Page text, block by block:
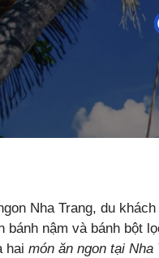
Nha Trang, du
bánh nậm và bánh bột
hai món ăn ngon tại Nha